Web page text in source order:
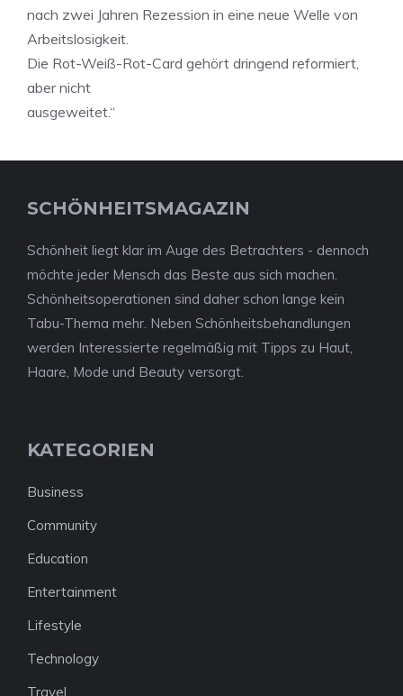
nach zwei Jahren Rezession in eine neue Welle von
Arbeitslosigkeit.
Die Rot-Weiß-Rot-Card gehört dringend reformiert,
aber nicht
ausgeweitet.“
SCHÖNHEITSMAGAZIN
Schönheit liegt klar im Auge des Betrachters - dennoch
möchte jeder Mensch das Beste aus sich machen.
Schönheitsoperationen sind daher schon lange kein
Tabu-Thema mehr. Neben Schönheitsbehandlungen
werden Interessierte regelmäßig mit Tipps zu Haut,
Haare, Mode und Beauty versorgt.
KATEGORIEN
Business
Community
Education
Entertainment
Lifestyle
Technology
Travel